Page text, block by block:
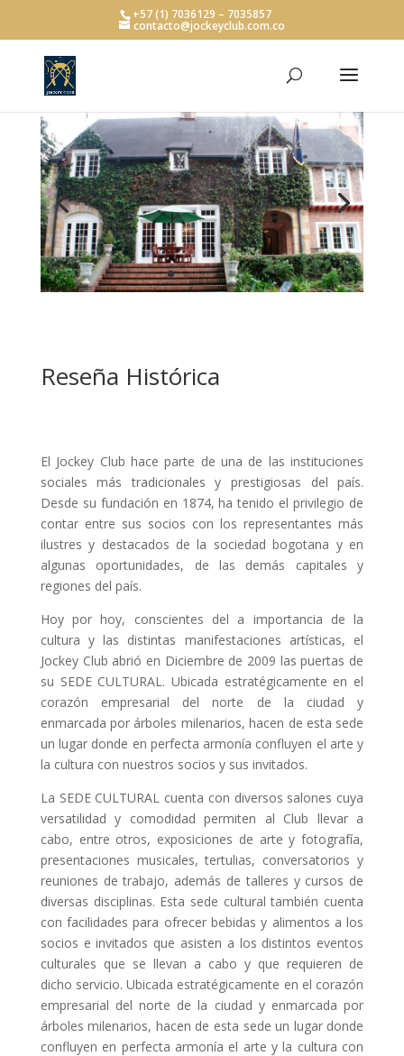
+57 (1) 7036129 – 7035857
contacto@jockeyclub.com.co
Reseña Histórica
El Jockey Club hace parte de una de las instituciones
sociales más tradicionales y prestigiosas del país.
Desde su fundación en 1874, ha tenido el privilegio de
contar entre sus socios con los representantes más
ilustres y destacados de la sociedad bogotana y en
algunas oportunidades, de las demás capitales y
regiones del país.
Hoy por hoy, conscientes del a importancia de la
cultura y las distintas manifestaciones artísticas, el
Jockey Club abrió en Diciembre de 2009 las puertas de
su SEDE CULTURAL. Ubicada estratégicamente en el
corazón empresarial del norte de la ciudad y
enmarcada por árboles milenarios, hacen de esta sede
un lugar donde en perfecta armonía confluyen el arte y
la cultura con nuestros socios y sus invitados.
La SEDE CULTURAL cuenta con diversos salones cuya
versatilidad y comodidad permiten al Club llevar a
cabo, entre otros, exposiciones de arte y fotografía,
presentaciones musicales, tertulias, conversatorios y
reuniones de trabajo, además de talleres y cursos de
diversas disciplinas. Esta sede cultural también cuenta
con facilidades para ofrecer bebidas y alimentos a los
socios e invitados que asisten a los distintos eventos
culturales que se llevan a cabo y que requieren de
dicho servicio. Ubicada estratégicamente en el corazón
empresarial del norte de la ciudad y enmarcada por
árboles milenarios, hacen de esta sede un lugar donde
confluyen en perfecta armonía el arte y la cultura con